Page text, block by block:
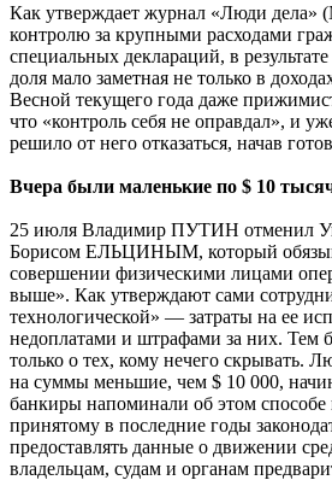
Как утверждает журнал «Люди дела»
контролю за крупными расходами
специальных деклараций, в
доля мало заметная не только в
Весной текущего года даже
что «контроль себя не оправдал», и
решило от него отказаться, начав
Вчера были маленькие по $ 10
25 июля Владимир ПУТИН отменил
Борисом ЕЛЬЦИНЫМ, который
совершении физическими лицами
выше». Как утверждают сами
технологической» — затраты на ее
недоплатами и штрафами за них. Тем
только о тех, кому нечего скрывать.
на суммы меньшие, чем $ 10 000,
банкиры напоминали об этом способе
принятому в последние годы
предоставлять данные о движении
владельцам, судам и органам